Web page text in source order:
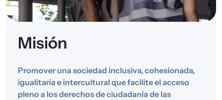
Misión
Promover una sociedad inclusiva, cohesionada,
igualitaria e intercultural que facilite el acceso
pleno a los derechos de ciudadanía de las